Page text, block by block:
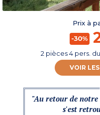
Prix à
-30%
2 pièces 4 pers. du
VOIR
"Au retour de
s'est